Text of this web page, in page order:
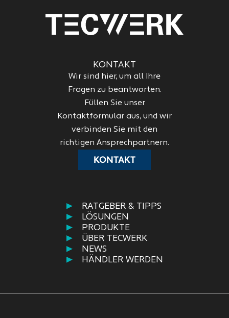
RATGEBER & TIPPS
LÖSUNGEN
PRODUKTE
ÜBER TECWERK
NEWS
HÄNDLER WERDEN
KONTAKT
Wir sind hier, um all Ihre
Fragen zu beantworten.
Füllen Sie unser
Kontaktformular aus, und wir
verbinden Sie mit den
richtigen Ansprechpartnern.
KONTAKT